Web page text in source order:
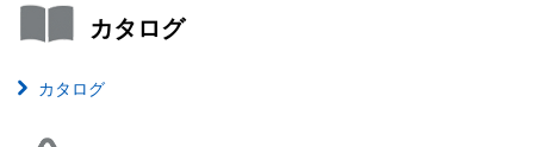
カタログ
カタログ